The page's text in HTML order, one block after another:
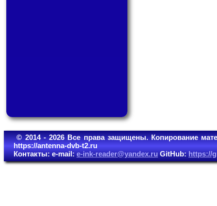
© 2014 - 2026 Все права защищены. Копирование
https://antenna-dvb-t2.ru
Контакты: e-mail:e-ink-reader@yandex.ruGitHub:https://